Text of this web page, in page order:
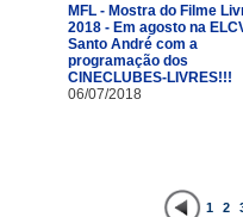
MFL - Mostra do Filme
2018 - Em agosto na
Santo André com a
programação dos
CINECLUBES-LIVRES!!!
06/07/2018
1 2